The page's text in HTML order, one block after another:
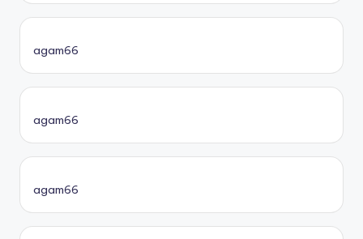
agam66
agam66
agam66